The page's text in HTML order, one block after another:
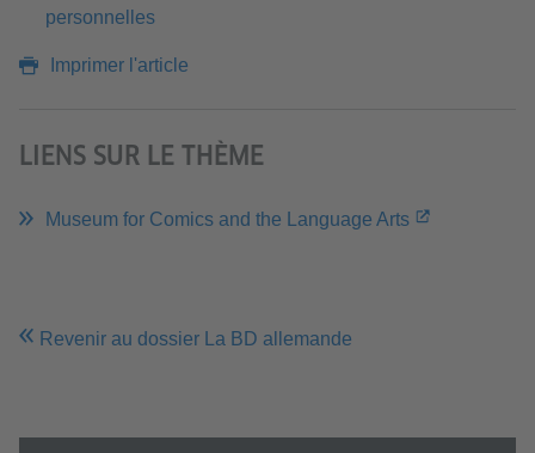
personnelles
Imprimer l'article
LIENS SUR LE THÈME
Museum for Comics and the Language Arts
Revenir au dossier La BD allemande